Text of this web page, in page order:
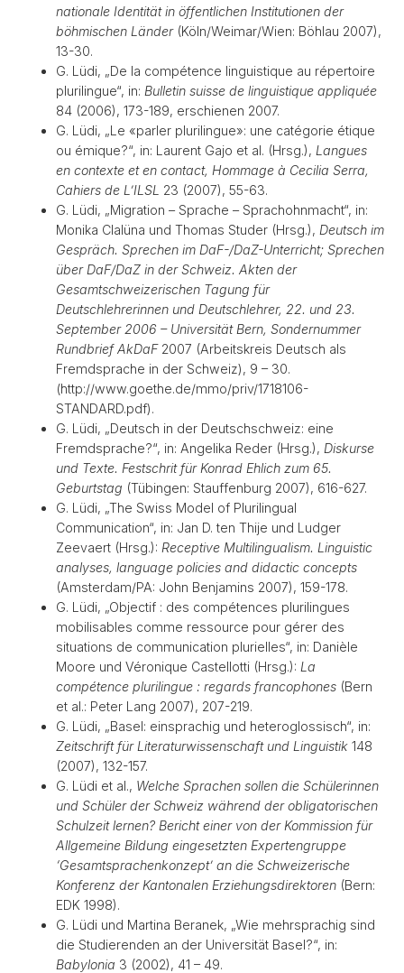
nationale Identität in öffentlichen Institutionen der
böhmischen Länder(Köln/Weimar/Wien: Böhlau 2007),
13-30.
G. Lüdi, „De la compétence linguistique au répertoire
plurilingue“, in: Bulletin suisse de linguistique appliquée
84 (2006), 173-189, erschienen 2007.
G. Lüdi, „Le «parler plurilingue»: une catégorie étique
ou émique?“, in: Laurent Gajo et al. (Hrsg.), Langues
en contexte et en contact, Hommage à Cecilia Serra,
Cahiers de L’ILSL 23 (2007), 55-63.
G. Lüdi, „Migration – Sprache – Sprachohnmacht“, in:
Monika Clalüna und Thomas Studer (Hrsg.), Deutsch im
Gespräch. Sprechen im DaF-/DaZ-Unterricht; Sprechen
über DaF/DaZ in der Schweiz. Akten der
Gesamtschweizerischen Tagung für
Deutschlehrerinnen und Deutschlehrer, 22. und 23.
September 2006 – Universität Bern, Sondernummer
Rundbrief AkDaF2007 (Arbeitskreis Deutsch als
Fremdsprache in der Schweiz), 9 – 30.
(http://www.goethe.de/mmo/priv/1718106-
STANDARD.pdf).
G. Lüdi, „Deutsch in der Deutschschweiz: eine
Fremdsprache?“, in: Angelika Reder (Hrsg.), Diskurse
und Texte. Festschrit für Konrad Ehlich zum 65.
Geburtstag (Tübingen: Stauffenburg 2007), 616-627.
G. Lüdi, „The Swiss Model of Plurilingual
Communication“, in: Jan D. ten Thije und Ludger
Zeevaert (Hrsg.): Receptive Multilingualism. Linguistic
analyses, language policies and didactic concepts
(Amsterdam/PA: John Benjamins 2007), 159-178.
G. Lüdi, „Objectif : des compétences plurilingues
mobilisables comme ressource pour gérer des
situations de communication plurielles“, in: Danièle
Moore und Véronique Castellotti (Hrsg.): La
compétence plurilingue : regards francophones (Bern
et al.: Peter Lang 2007), 207-219.
G. Lüdi, „Basel: einsprachig und heteroglossisch“, in:
Zeitschrift für Literaturwissenschaft und Linguistik 148
(2007), 132-157.
G. Lüdi et al., Welche Sprachen sollen die Schülerinnen
und Schüler der Schweiz während der obligatorischen
Schulzeit lernen? Bericht einer von der Kommission für
Allgemeine Bildung eingesetzten Expertengruppe
‘Gesamtsprachenkonzept’ an die Schweizerische
Konferenz der Kantonalen Erziehungsdirektoren (Bern:
EDK 1998).
G. Lüdi und Martina Beranek, „Wie mehrsprachig sind
die Studierenden an der Universität Basel?“, in:
Babylonia 3 (2002), 41 – 49.